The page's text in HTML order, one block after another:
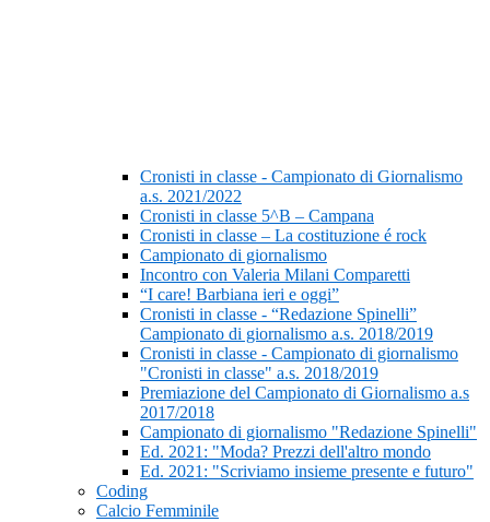
Cronisti in classe - Campionato di Giornalismo
a.s. 2021/2022
Cronisti in classe 5^B – Campana
Cronisti in classe – La costituzione é rock
Campionato di giornalismo
Incontro con Valeria Milani Comparetti
“I care! Barbiana ieri e oggi”
Cronisti in classe - “Redazione Spinelli”
Campionato di giornalismo a.s. 2018/2019
Cronisti in classe - Campionato di giornalismo
"Cronisti in classe" a.s. 2018/2019
Premiazione del Campionato di Giornalismo a.s
2017/2018
Campionato di giornalismo "Redazione Spinelli"
Ed. 2021: "Moda? Prezzi dell'altro mondo
Ed. 2021: "Scriviamo insieme presente e futuro"
Coding
Calcio Femminile